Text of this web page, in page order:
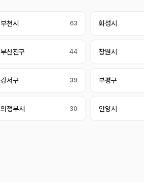
부천시 63 화성시
부산진구 44 창원시
강서구 39 부평구
의정부시 30 안양시